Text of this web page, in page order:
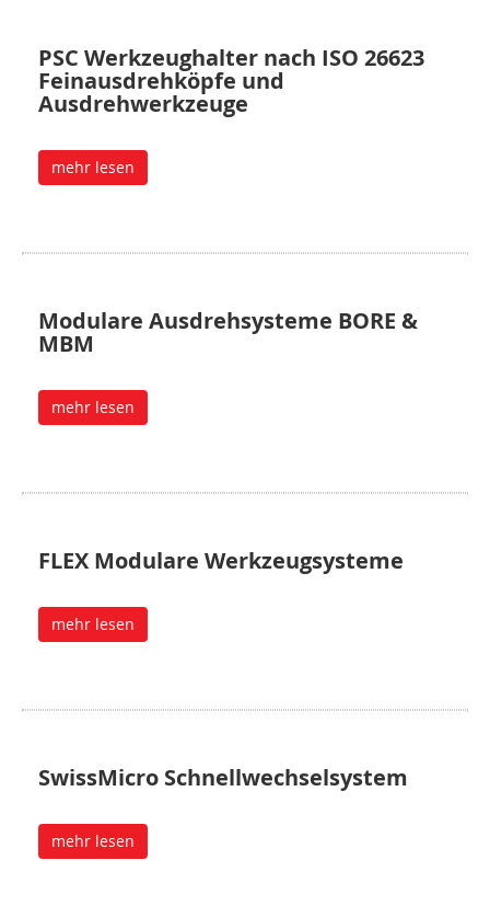
PSC Werkzeughalter nach ISO 26623
Feinausdrehköpfe und
Ausdrehwerkzeuge
mehr lesen
Modulare Ausdrehsysteme BORE &
MBM
mehr lesen
FLEX Modulare Werkzeugsysteme
mehr lesen
SwissMicro Schnellwechselsystem
mehr lesen